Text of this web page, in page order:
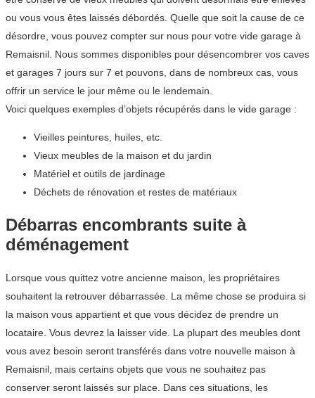
ou vous vous êtes laissés débordés. Quelle que soit la cause de ce
désordre, vous pouvez compter sur nous pour votre vide garage à
Remaisnil. Nous sommes disponibles pour désencombrer vos caves
et garages 7 jours sur 7 et pouvons, dans de nombreux cas, vous
offrir un service le jour même ou le lendemain.
Voici quelques exemples d’objets récupérés dans le vide garage :
Vieilles peintures, huiles, etc.
Vieux meubles de la maison et du jardin
Matériel et outils de jardinage
Déchets de rénovation et restes de matériaux
Débarras encombrants suite à
déménagement
Lorsque vous quittez votre ancienne maison, les propriétaires
souhaitent la retrouver débarrassée. La même chose se produira si
la maison vous appartient et que vous décidez de prendre un
locataire. Vous devrez la laisser vide. La plupart des meubles dont
vous avez besoin seront transférés dans votre nouvelle maison à
Remaisnil, mais certains objets que vous ne souhaitez pas
conserver seront laissés sur place. Dans ces situations, les